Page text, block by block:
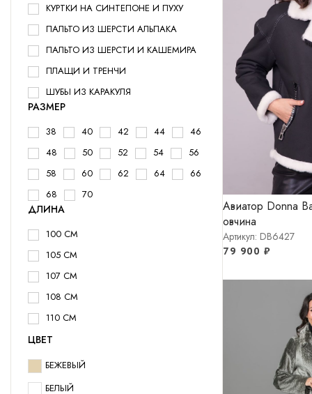
КУРТКИ НА СИНТЕПОНЕ И ПУХУ
ПАЛЬТО ИЗ ШЕРСТИ АЛЬПАКА
ПАЛЬТО ИЗ ШЕРСТИ И КАШЕМИРА
ПЛАЩИ И ТРЕНЧИ
ШУБЫ ИЗ КАРАКУЛЯ
РАЗМЕР
38 40 42 44
46
48
50 52 54
56
58
60 62 64
66
68
70
ДЛИНА
100 СМ
105 СМ
107 СМ
108 СМ
110 СМ
115 СМ
115 СМ
117 СМ
ЦВЕТ
БЕЖЕВЫЙ
БЕЛЫЙ
Авиатор Donna
овчина
Артикул: DB6427
79 900 ₽